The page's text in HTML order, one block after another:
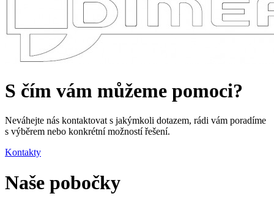
S čím vám můžeme pomoci?
Neváhejte nás kontaktovat s jakýmkoli dotazem, rádi vám poradíme
s výběrem nebo konkrétní možností řešení.
Kontakty
Naše pobočky